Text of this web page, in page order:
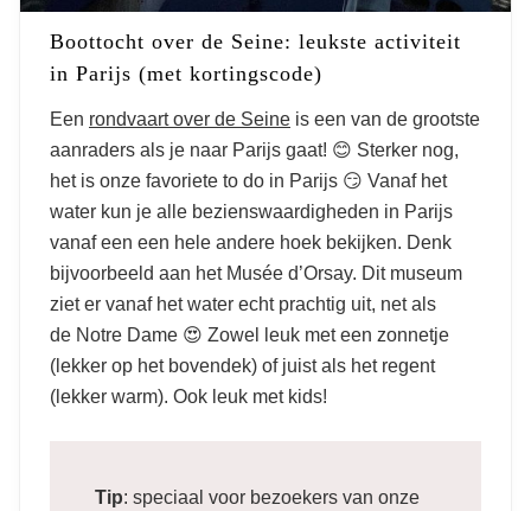
leuke dingen om te doen in
Parijs
Boottocht over de Seine: leukste activiteit
in Parijs (met kortingscode)
Een rondvaart over de Seine is een van de grootste
aanraders als je naar Parijs gaat! 😊 Sterker nog,
het is onze favoriete to do in Parijs 😏 Vanaf het
water kun je alle bezienswaardigheden in Parijs
vanaf een een hele andere hoek bekijken. Denk
bijvoorbeeld aan het Musée d’Orsay. Dit museum
ziet er vanaf het water echt prachtig uit, net als
de Notre Dame 😍 Zowel leuk met een zonnetje
(lekker op het bovendek) of juist als het regent
(lekker warm). Ook leuk met kids!
Tip: speciaal voor bezoekers van onze